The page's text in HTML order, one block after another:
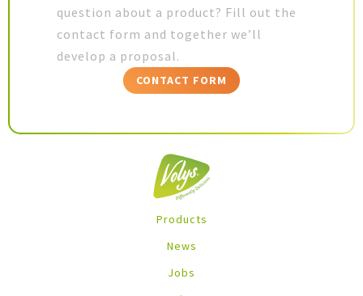
question about a product? Fill out the
contact form and together we’ll
develop a proposal.
CONTACT FORM
Products
News
Jobs